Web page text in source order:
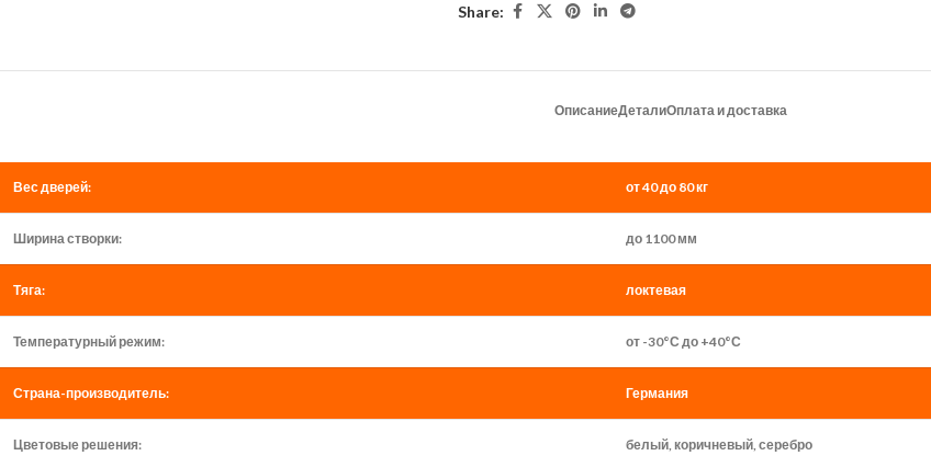
Share:
ОписаниеДеталиОплата и доставка
Вес дверей: от 40 до 80 кг
Ширина створки: до 1100 мм
Тяга: локтевая
Температурный режим: от -30°С до +40°С
Страна-производитель: Германия
Цветовые решения: белый, коричневый, серебро